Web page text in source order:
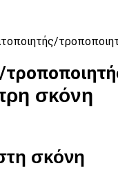
σκόνη
σκόνη